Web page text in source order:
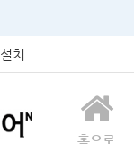
치
홈으로